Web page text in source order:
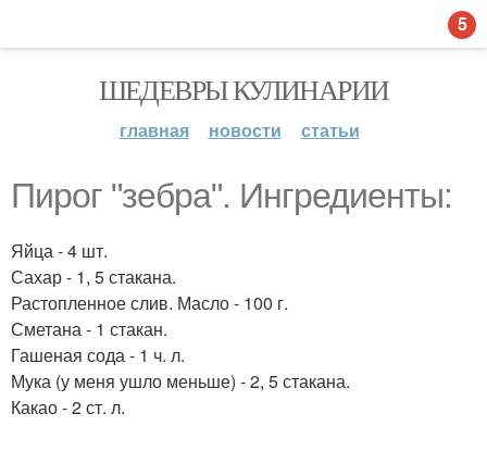
ШЕДЕВРЫ КУЛИНАРИИ
главная новости статьи
Пирог "зебра". Ингредиенты:
Яйца - 4 шт.
Сахар - 1, 5 стакана.
Растопленное слив. Масло - 100 г.
Сметана - 1 стакан.
Гашеная сода - 1 ч. л.
Мука (у меня ушло меньше) - 2, 5 стакана.
Какао - 2 ст. л.
5